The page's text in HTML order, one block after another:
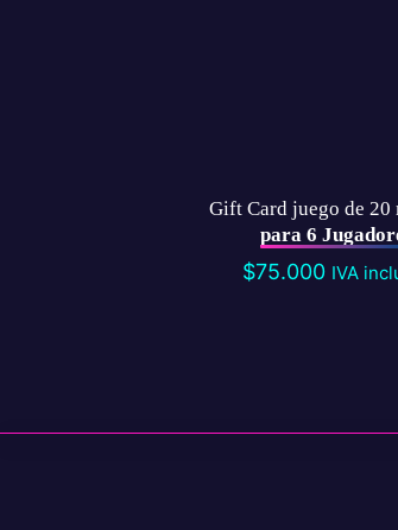
Gift Card juego de 20
para 6
$75.000 IVA